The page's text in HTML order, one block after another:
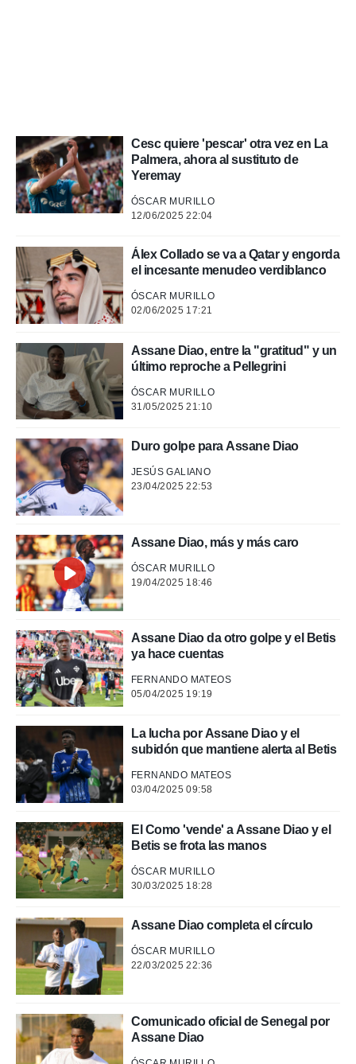
medir el
de la
el
del
de
de
de
uso de
con el
e
mediante
publicidad
publicidad
de
1199
Cesc quiere 'pescar' otra vez en La
Palmera, ahora al sustituto de
Yeremay
ÓSCAR MURILLO
12/06/2025 22:04
Álex Collado se va a Qatar y engorda
el incesante menudeo verdiblanco
ÓSCAR MURILLO
02/06/2025 17:21
Assane Diao, entre la "gratitud" y un
último reproche a Pellegrini
ÓSCAR MURILLO
31/05/2025 21:10
Duro golpe para Assane Diao
JESÚS GALIANO
23/04/2025 22:53
Assane Diao, más y más caro
ÓSCAR MURILLO
19/04/2025 18:46
Assane Diao da otro golpe y el Betis
ya hace cuentas
FERNANDO MATEOS
05/04/2025 19:19
La lucha por Assane Diao y el
subidón que mantiene alerta al Betis
FERNANDO MATEOS
03/04/2025 09:58
El Como 'vende' a Assane Diao y el
Betis se frota las manos
ÓSCAR MURILLO
30/03/2025 18:28
Assane Diao completa el círculo
ÓSCAR MURILLO
22/03/2025 22:36
Comunicado oficial de Senegal por
Assane Diao